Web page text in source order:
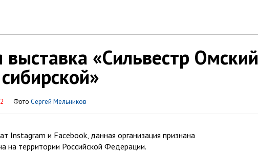
выставка «Сильвестр Омский
Фото Сергей Мельников
Instagram и Facebook, данная организация признана
на территории Российской Федерации.